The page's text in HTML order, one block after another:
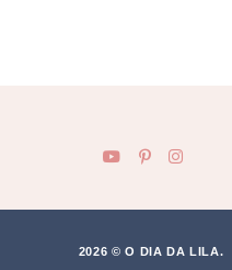
2026 © O DIA DA LILA.